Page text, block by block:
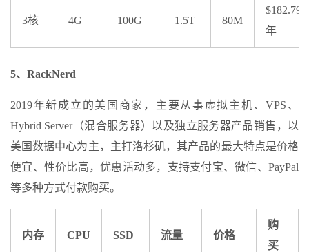
3核 4G 100G 1.5T 80M
$182.79/
年
5、RackNerd
2019年新成立的美国商家，主要从事虚拟主机、VPS、
Hybrid Server（混合服务器）以及独立服务器产品销售，以
美国数据中心为主，主打洛杉矶，其产品的最大特点是价格
便宜、性价比高，优惠活动多，支持支付宝、微信、PayPal
等多种方式付款购买。
内存 CPU SSD 流量 价格
购
买